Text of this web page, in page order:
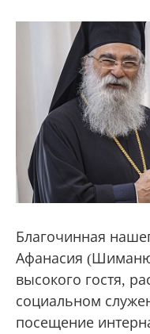
Благочинная
Афанасия
высокого гостя,
социальном
посещение